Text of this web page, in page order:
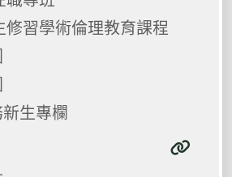
修習學術倫理教育課程
生專欄